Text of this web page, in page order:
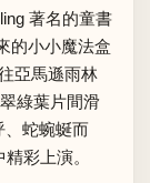
著名的童書
的小小魔法盒
亞馬遜雨林
綠葉片間滑
、蛇蜿蜒而
彩上演。